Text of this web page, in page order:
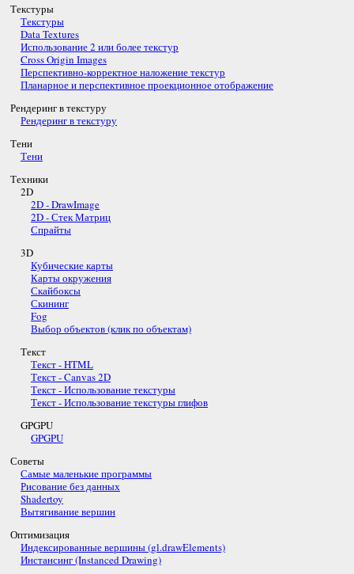
Текстуры
Текстуры
Data Textures
Использование 2 или более текстур
Cross Origin Images
Перспективно-корректное наложение текстур
Планарное и перспективное проекционное отображение
Рендеринг в текстуру
Рендеринг в текстуру
Тени
Тени
Техники
2D
2D - DrawImage
2D - Стек Матриц
Спрайты
3D
Кубические карты
Карты окружения
Скайбоксы
Скининг
Fog
Выбор объектов (клик по объектам)
Текст
Текст - HTML
Текст - Canvas 2D
Текст - Использование текстуры
Текст - Использование текстуры глифов
GPGPU
GPGPU
Советы
Самые маленькие программы
Рисование без данных
Shadertoy
Вытягивание вершин
Оптимизация
Индексированные вершины (gl.drawElements)
Инстансинг (Instanced Drawing)